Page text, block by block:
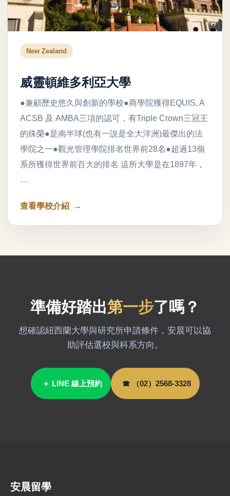
New Zealand
威靈頓維多利亞大學
●兼顧歷史悠久與創新的學校●商學院獲得EQUIS, A
ACSB 及 AMBA三項的認可，有Triple Crown三冠王
的殊榮●是南半球(也有一說是全大洋洲)最傑出的法
學院之一●觀光管理學院排名世界前28名●超過13個
系所獲得世界前百大的排名 這所大學是在1897年，
…
查看學校介紹
準備好踏出第一步了嗎？
想確認紐西蘭大學與研究所申請條件，安晨可以協
助評估選校與科系方向。
＋ LINE 線上預約 ☎ （02）2568-3328
安晨留學